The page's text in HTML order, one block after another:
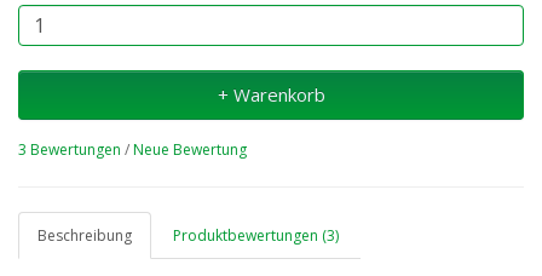
+ Warenkorb
3 Bewertungen /Neue Bewertung
Beschreibung Produktbewertungen (3)